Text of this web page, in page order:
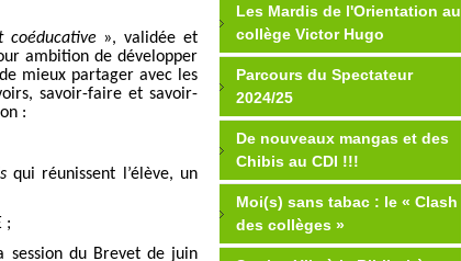
coéducative», validée et
ambition de développer
mieux partager avec les
savoir-faire et savoir-
:
qui réunissent l’élève, un
;
session du Brevet de juin
Les Mardis de l'Orientation au
collège Victor Hugo
Parcours du Spectateur
2024/25
De nouveaux mangas et des
Chibis au CDI !!!
Moi(s) sans tabac : le « Clash
des collèges »